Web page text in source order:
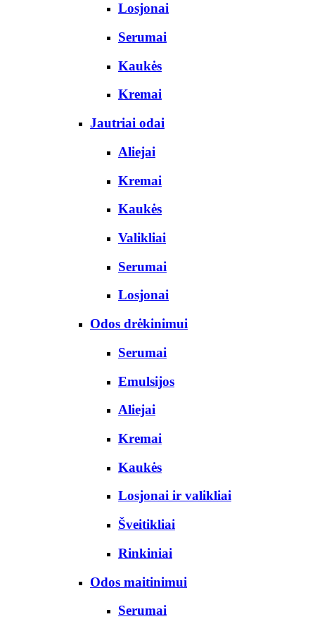
Losjonai
Serumai
Kaukės
Kremai
Jautriai odai
Aliejai
Kremai
Kaukės
Valikliai
Serumai
Losjonai
Odos drėkinimui
Serumai
Emulsijos
Aliejai
Kremai
Kaukės
Losjonai ir valikliai
Šveitikliai
Rinkiniai
Odos maitinimui
Serumai